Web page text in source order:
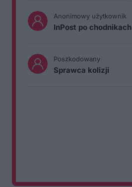
Anonimowy użytkownik
InPost po chodnikach
Poszkodowany
Sprawca kolizji